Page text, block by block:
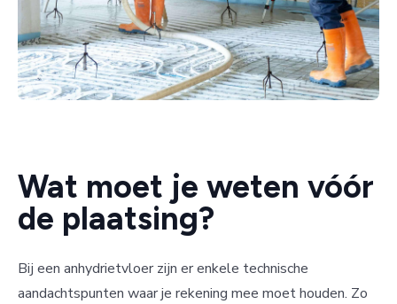
Wat moet je weten vóór
de plaatsing?
Bij een anhydrietvloer zijn er enkele technische
aandachtspunten waar je rekening mee moet houden. Zo